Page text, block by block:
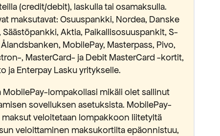
(credit/debit), laskulla tai osamaksulla.
maksutavat: Osuuspankki, Nordea, Danske
Aktia, Paikallisosuuspankit, S-
MobilePay, Masterpass, Pivo,
, MasterCard- ja Debit MasterCard -kortit,
ja Enterpay Lasku yritykselle.
MobilePay-lompakollasi mikäli olet sallinut
sovelluksen asetuksista. MobilePay-
veloitetaan lompakkoon liitetyltä
veloittaminen maksukortilta epäonnistuu,